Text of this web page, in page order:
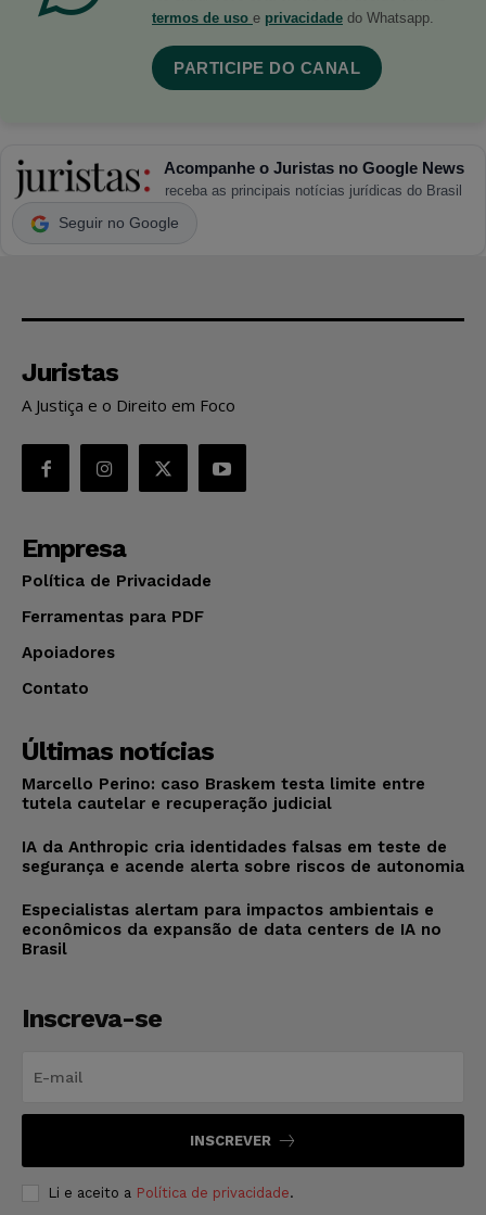
termos de uso e privacidade do Whatsapp.
PARTICIPE DO CANAL
Acompanhe o Juristas no Google News
receba as principais notícias jurídicas do Brasil
Seguir no Google
Juristas
A Justiça e o Direito em Foco
Empresa
Política de Privacidade
Ferramentas para PDF
Apoiadores
Contato
Últimas notícias
Marcello Perino: caso Braskem testa limite entre
tutela cautelar e recuperação judicial
IA da Anthropic cria identidades falsas em teste de
segurança e acende alerta sobre riscos de autonomia
Especialistas alertam para impactos ambientais e
econômicos da expansão de data centers de IA no
Brasil
Inscreva-se
INSCREVER
Li e aceito a Política de privacidade.